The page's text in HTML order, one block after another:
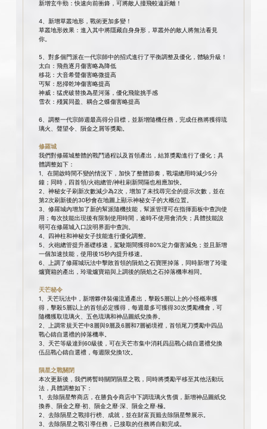
新增玄牛勁：快速向前衝鋒，可將敵人撞飛較遠距離！
4、新增草叢地形，戰術更加多變！
草叢地形效果：進入其中將隱藏自身身形，草叢外的敵人將無法看見
你。
5、對多個門派在一代宗師中的招式進行了平衡調整及優化，體驗升級！
太白：飛燕逐月傷害略為降低
移花：大音希聲傷害略微提高
丐幫：怒掃乾坤傷害略提高
神威：猛虎破替換為星河落，優化飛龍挑手感
雪衣：殘翼同盈、耦合之蝶傷害略提高
6、調整一代宗師週最高得分目標，並新增隨機任務，完成任務將獲得琉
璃火、聲望令、隕金之屑等獎勵。
修羅城
我們對修羅城整體的戰鬥過程以及首領產出，結算獎勵進行了優化；具
體調整如下：
1、在開啟時間不變的情況下，加快了整體節奏，戰場總用時減少5分
鐘；同時，四首領/火砲總管/神柱刷新間隔也相應加快。
2、神秘女子刷新次數減少為2次，增加了未找尋完全的提示次數，並在
第2次刷新後的30秒會在地圖上顯示神秘女子的大概位置。
3、修羅城內增加了新的幫派隨機技能，幫派管理可在指揮面板中查詢使
用；每次技能出現後有限制使用時間，逾時不使用會消失；具體技能說
明可在修羅城入口說明界面中查詢。
4、四神柱和神秘女子技能進行優化調整。
5、火砲總管提升基礎移速，駕駛期間獲得80%定力傷害減免；並且新增
一個加速技能，使用後15秒內提升移速。
6、上調了修羅城玩法中擊敗首領的隕焰之石寶匣掉落，同時新增了玲瓏
爐寶箱的產出，玲瓏爐寶箱與上調後的隕焰之石掉落機率相同。
天芒秘令
1、天芒玩法中，新增夥伴裝備流通產出，擊殺5層以上的小怪概率獲
得，擊殺5層以上的首領必定獲得，每週最多可獲得30次獎勵機會，可
隨機獲取琉璃火、五色琉璃和神品圖紙兌換​​券。
2、上調常規天芒中8層與9層及6層和7層祕境裡，首領尾刀獎勵中四品
戰心鑄自選禮的掉落機率。
3、天芒等級達到60級後，可在天芒市集中消耗四品戰心鑄自選禮兌換
伍品戰心鑄自選禮，每週限兌換1次。
隕星之戰關閉
本次更新後，我們將暫時關閉隕星之戰，同時將獎勵平移至其他活動玩
法，具體調整如下：
1、去除隕星幣商店，在勝負令商店中下調琉璃火售價，新增神品圖紙兌
換​​券、隕金之靡·初、隕金之靡·深、隕金之靡·極。
2、去除隕星之戰排行榜、成就，並在財富頁籤去除隕星幣展示。
3、去除隕星之戰引導任務，已接取的任務將自動完成。